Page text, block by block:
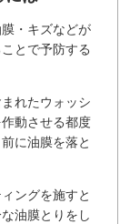
・キズなどが
とで予防する
れたウォッシ
動させる都度
に油膜を落と
ングを施すと
油膜とりをし